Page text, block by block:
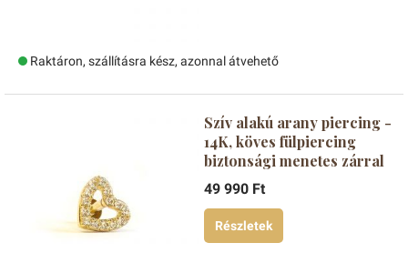
Raktáron, szállításra kész, azonnal átvehető
Szív alakú arany piercing -
14K, köves fülpiercing
biztonsági menetes zárral
49 990 Ft
Részletek